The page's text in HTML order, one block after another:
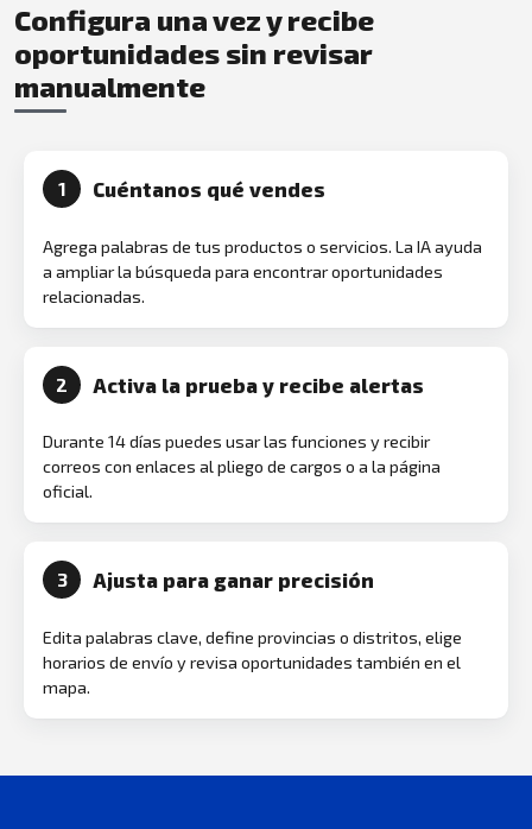
Configura una vez y recibe
oportunidades sin revisar
manualmente
1 Cuéntanos qué vendes
Agrega palabras de tus productos o servicios. La IA ayuda
a ampliar la búsqueda para encontrar oportunidades
relacionadas.
2 Activa la prueba y recibe alertas
Durante 14 días puedes usar las funciones y recibir
correos con enlaces al pliego de cargos o a la página
oficial.
3 Ajusta para ganar precisión
Edita palabras clave, define provincias o distritos, elige
horarios de envío y revisa oportunidades también en el
mapa.